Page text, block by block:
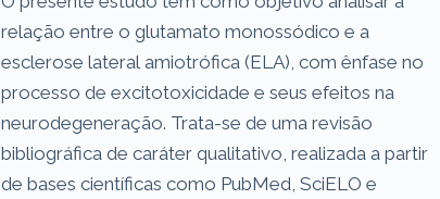
relação entre o glutamato monossódico e a
esclerose lateral amiotrófica (ELA), com ênfase no
processo de excitotoxicidade e seus efeitos na
neurodegeneração. Trata-se de uma revisão
bibliográfica de caráter qualitativo, realizada a partir
de bases científicas como PubMed, SciELO e